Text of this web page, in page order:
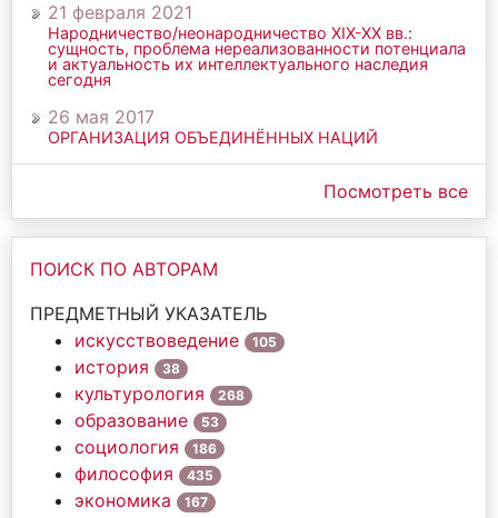
21 февраля 2021
Народничество/неонародничество ХIХ-ХХ вв.:
сущность, проблема нереализованности потенциала
и актуальность их интеллектуального наследия
сегодня
26 мая 2017
ОРГАНИЗАЦИЯ ОБЪЕДИНЁННЫХ НАЦИЙ
Посмотреть все
ПОИСК ПО АВТОРАМ
ПРЕДМЕТНЫЙ УКАЗАТЕЛЬ
искусствоведение
105
история 38
культурология 268
образование 53
социология 186
философия 435
экономика 167